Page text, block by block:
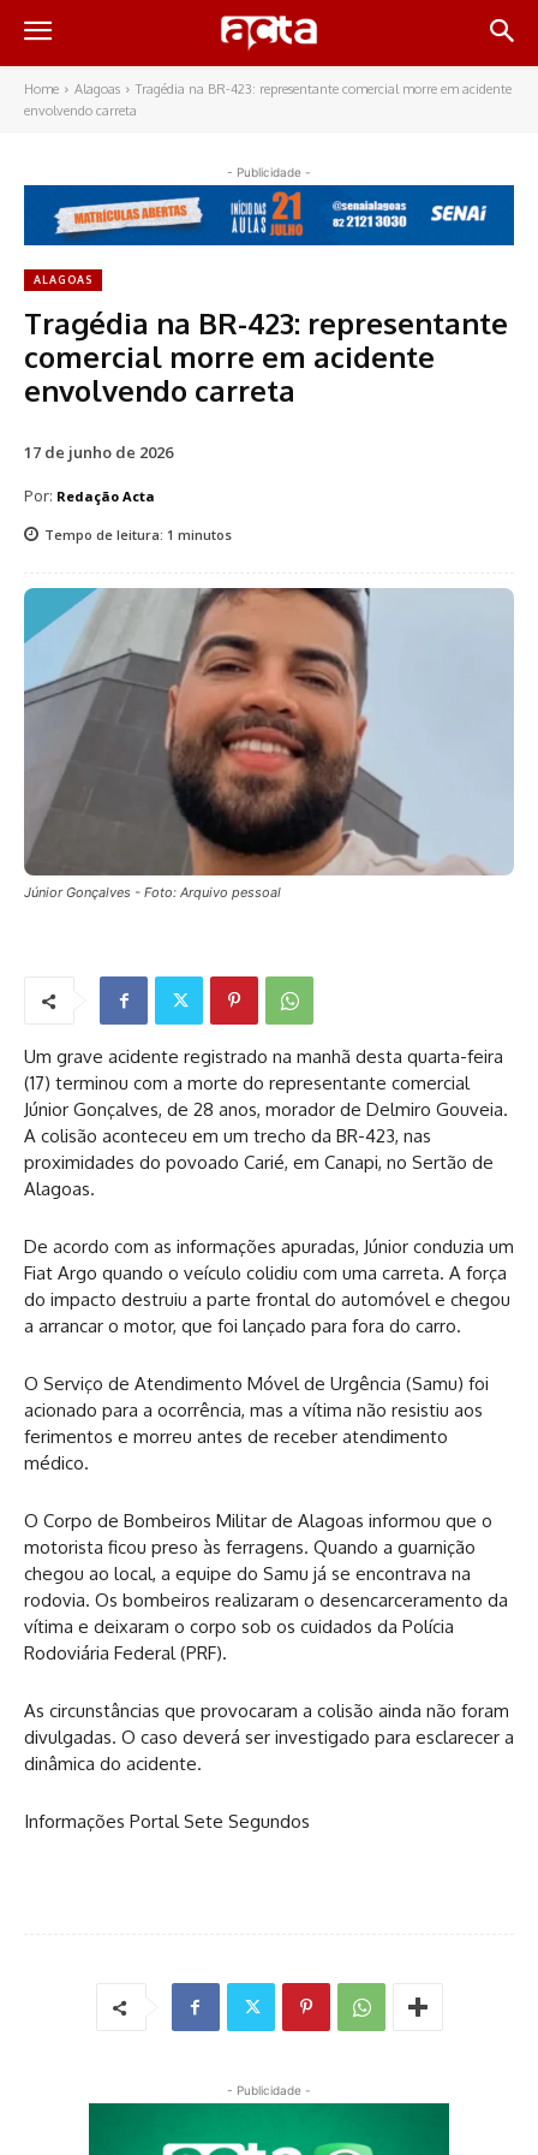
Home Alagoas
Tragédia na BR-423: representante comercial morre em acidente
envolvendo carreta
- Publicidade -
ALAGOAS
Tragédia na BR-423: representante
comercial morre em acidente
envolvendo carreta
17 de junho de 2026
Por: Redação Acta
Tempo de leitura: 1 minutos
Júnior Gonçalves - Foto: Arquivo pessoal
Um grave acidente registrado na manhã desta quarta-feira
(17) terminou com a morte do representante comercial
Júnior Gonçalves, de 28 anos, morador de Delmiro Gouveia.
A colisão aconteceu em um trecho da BR-423, nas
proximidades do povoado Carié, em Canapi, no Sertão de
Alagoas.
De acordo com as informações apuradas, Júnior conduzia um
Fiat Argo quando o veículo colidiu com uma carreta. A força
do impacto destruiu a parte frontal do automóvel e chegou
a arrancar o motor, que foi lançado para fora do carro.
O Serviço de Atendimento Móvel de Urgência (Samu) foi
acionado para a ocorrência, mas a vítima não resistiu aos
ferimentos e morreu antes de receber atendimento
médico.
O Corpo de Bombeiros Militar de Alagoas informou que o
motorista ficou preso às ferragens. Quando a guarnição
chegou ao local, a equipe do Samu já se encontrava na
rodovia. Os bombeiros realizaram o desencarceramento da
vítima e deixaram o corpo sob os cuidados da Polícia
Rodoviária Federal (PRF).
As circunstâncias que provocaram a colisão ainda não foram
divulgadas. O caso deverá ser investigado para esclarecer a
dinâmica do acidente.
Informações Portal Sete Segundos
- Publicidade -